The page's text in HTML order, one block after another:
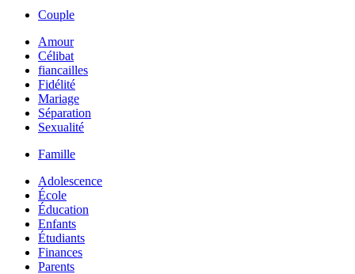
Couple
Amour
Célibat
fiancailles
Fidélité
Mariage
Séparation
Sexualité
Famille
Adolescence
École
Éducation
Enfants
Étudiants
Finances
Parents